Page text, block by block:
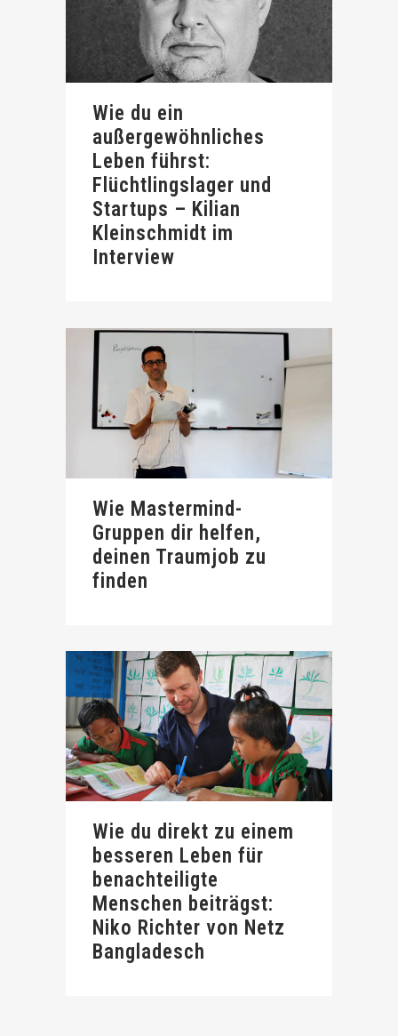
Wie du ein
außergewöhnliches
Leben führst:
Flüchtlingslager und
Startups – Kilian
Kleinschmidt im
Interview
Wie Mastermind-
Gruppen dir helfen,
deinen Traumjob zu
finden
Wie du direkt zu einem
besseren Leben für
benachteiligte
Menschen beiträgst:
Niko Richter von Netz
Bangladesch